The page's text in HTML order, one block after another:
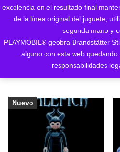
excelencia en el resultado final
de la línea original del juguete,
segunda mano y
PLAYMOBIL® geobra Brandstätter
alguno con esta web
responsabilidades
Mostrando los 2
ORDENAR
Nuevo